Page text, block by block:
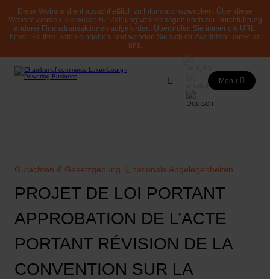
Diese Website dient ausschließlich zu Informationszwecken. Über diese
Website werden Sie weder zur Zahlung von Beiträgen noch zur Durchführung
anderer Finanztransaktionen aufgefordert. Überprüfen Sie immer die URL,
bevor Sie Ihre Daten eingeben, und wenden Sie sich im Zweifelsfall direkt an
uns.
Menü
Gutachten & Gesetzgebung nationale Angelegenheiten
PROJET DE LOI PORTANT
APPROBATION DE L’ACTE
PORTANT RÉVISION DE LA
CONVENTION SUR LA